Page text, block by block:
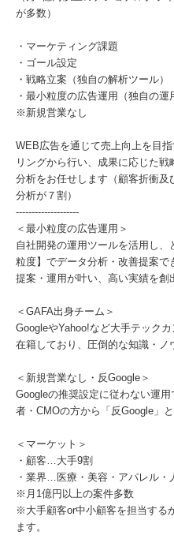
が多数）
・マーケティング課題
・ゴール設定
・戦略立案（独自の解析ツール）
・最小粒度の広告運用（独自の運
※新規営業なし
WEB広告を通じて売上向上を目
リングから行い、成果に応じた
分析をお任せします（顧客折衝及
分析が７割）
--------------------
＜最小粒度の広告運用＞
自社開発の運用ツールを活用し
粒度】でデータ分析・改善提案
提案・運用が叶い、高い実績を創
＜GAFA出身チーム＞
GoogleやYahoo!など大手テック
在籍しており、圧倒的な知識・
＜新規営業なし・反Google＞
Googleの推奨設定に従わない運
者・CMOの方から「反Google」
＜マーケット＞
・顧客…大手9割
・業界…医療・美容・アパレル
※月1億円以上の案件多数
※大手顧客or中小顧客を担当する
ます。